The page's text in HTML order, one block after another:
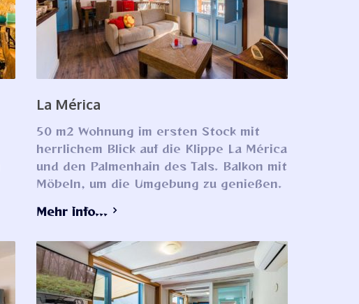
La Mérica
50 m2 Wohnung im ersten Stock mit
herrlichem Blick auf die Klippe La Mérica
und den Palmenhain des Tals. Balkon mit
Möbeln, um die Umgebung zu genießen.
Mehr info...